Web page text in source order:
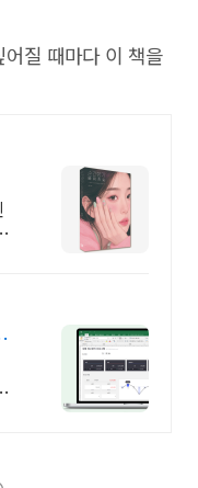
질 때마다 이 책을